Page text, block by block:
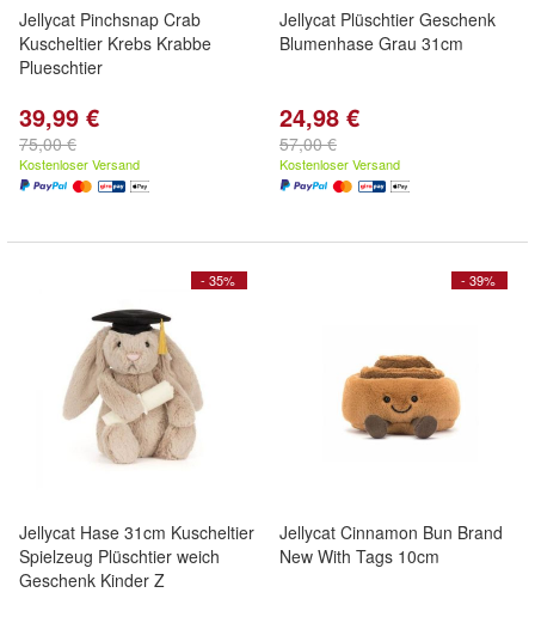
Jellycat Pinchsnap Crab
Kuscheltier Krebs Krabbe
Plueschtier
39,99 €
75,00 €
Kostenloser Versand
Jellycat Plüschtier Geschenk
Blumenhase Grau 31cm
24,98 €
57,00 €
Kostenloser Versand
- 35%
Jellycat Hase 31cm Kuscheltier
Spielzeug Plüschtier weich
Geschenk Kinder Z
- 39%
Jellycat Cinnamon Bun Brand
New With Tags 10cm